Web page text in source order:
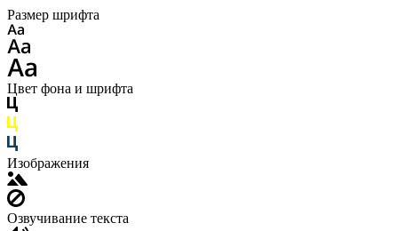
Размер шрифта
Цвет фона и шрифта
Изображения
Озвучивание текста